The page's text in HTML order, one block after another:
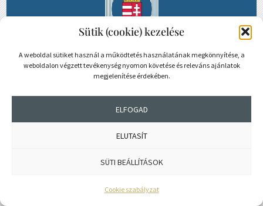
Sütik (cookie) kezelése
A weboldal sütiket használ a működtetés használatának megkönnyítése, a
weboldalon végzett tevékenység nyomon követése és releváns ajánlatok
megjelenítése érdekében.
ELFOGAD
ELUTASÍT
SÜTI BEÁLLÍTÁSOK
Cookie szabályzat
MENÜ
Letöltés
2025-2029